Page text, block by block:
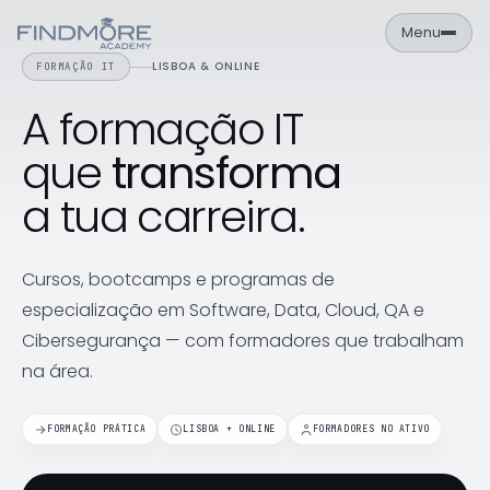
Menu
PT
Área de Aluno
NAVEGAÇÃO
Formações
Sobre
Contactos
Cursos
FORMAÇÃO IT LISBOA & ONLINE
A formação IT
quetransforma
a tua carreira.
Cursos, bootcamps e programas de
especialização em Software, Data, Cloud, QA e
Cibersegurança — com formadores que trabalham
na área.
FORMAÇÃO PRÁTICA LISBOA + ONLINE FORMADORES NO ATIVO